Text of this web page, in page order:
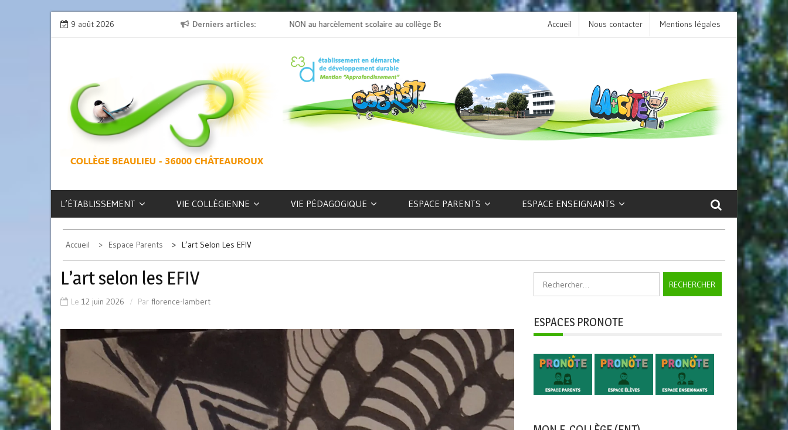
Skip
to
9 août 2026 Derniers articles
» : l’émission de radioL’exposition des latinistes est là ! NON au harcèlement scolaire au collège Beaulieu
L’option LCA Latin au collège : une porte
sur la culture et le patrimoine antique !
Accueil Nous contacter Mentions légales
COLLÈGE
BEAULIEU –
CHÂTEAUROUX
L’ÉTABLISSEMENT VIE COLLÉGIENNE VIE PÉDAGOGIQUE ESPACE PARENTS ESPACE ENSEIGNANTS
Accueil Espace Parents L’art Selon Les EFIV
L’art selon les EFIV
Le 12 juin 2026 Par florence-lambert
Rechercher :
ESPACES PRONOTE